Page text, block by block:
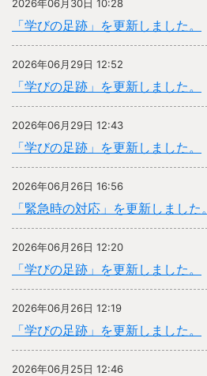
2026年06月30日 10:28
「学びの足跡」を更新しました。
2026年06月29日 12:52
「学びの足跡」を更新しました。
2026年06月29日 12:43
「学びの足跡」を更新しました。
2026年06月26日 16:56
「緊急時の対応」を更新しました。
2026年06月26日 12:20
「学びの足跡」を更新しました。
2026年06月26日 12:19
「学びの足跡」を更新しました。
2026年06月25日 12:46